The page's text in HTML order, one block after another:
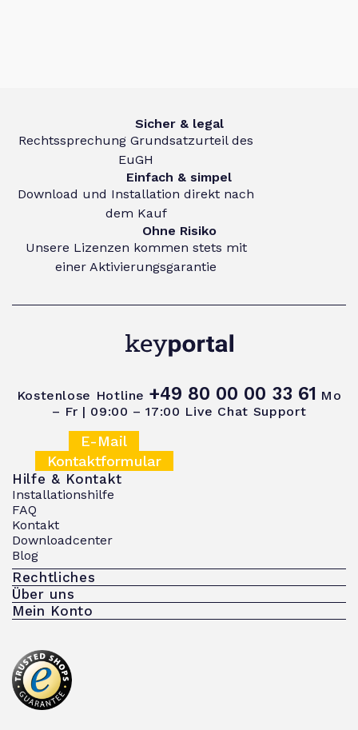
Sicher & legal
Rechtssprechung Grundsatzurteil des
EuGH
Einfach & simpel
Download und Installation direkt nach
dem Kauf
Ohne Risiko
Unsere Lizenzen kommen stets mit
einer Aktivierungsgarantie
Kostenlose Hotline +49 80 00 00 33 61 Mo
– Fr | 09:00 – 17:00 Live Chat Support
E-Mail
Kontaktformular
Hilfe & Kontakt
Installationshilfe
FAQ
Kontakt
Downloadcenter
Blog
Rechtliches
Über uns
Mein Konto